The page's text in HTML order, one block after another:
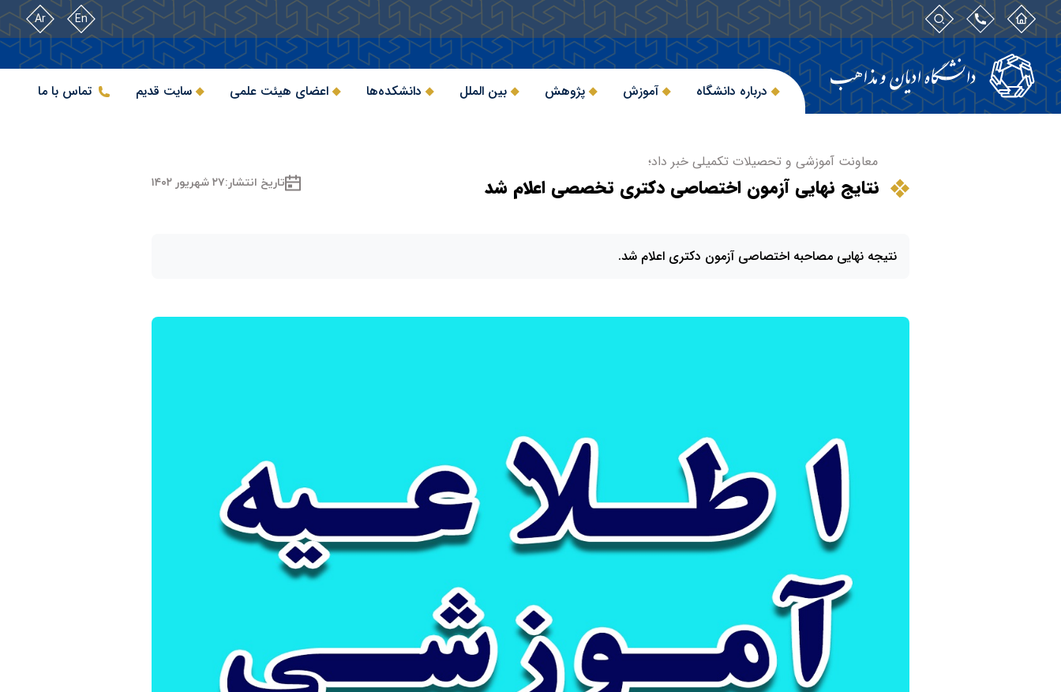
En
Ar
درباره دانشگاه آموزش پژوهش بین الملل دانشکده‌ها اعضای هیئت علمی سایت قدیم تماس با ما
معاونت آموزشی و تحصیلات تکمیلی خبر داد؛
نتایج نهایی آزمون اختصاصی دکتری تخصصی اعلام شد تاریخ انتشار:۲۷ شهریور ۱۴۰۲
نتیجه نهایی مصاحبه اختصاصی آزمون دکتری اعلام شد.